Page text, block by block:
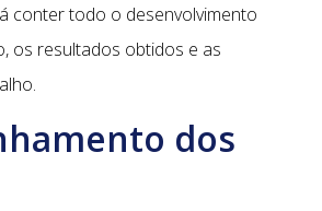
conter todo o desenvolvimento
os resultados obtidos e as
dos